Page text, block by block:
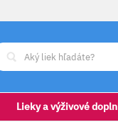
Lieky a výživové